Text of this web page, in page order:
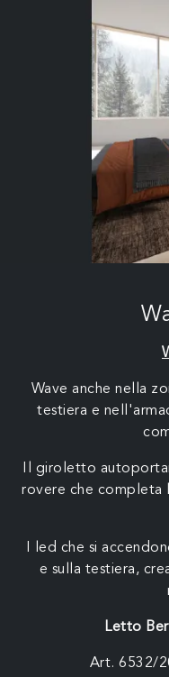
Wave anche nella
testiera e
Il giroletto
rovere che completa
I led che si
e sulla testiera,
Letto
Art. 6532/